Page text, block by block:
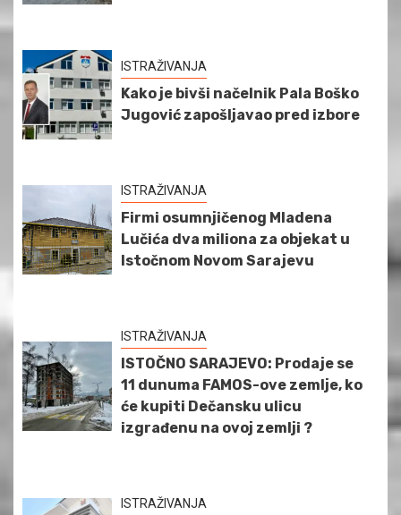
ISTRAŽIVANJA
Kako je bivši načelnik Pala Boško
Jugović zapošljavao pred izbore
ISTRAŽIVANJA
Firmi osumnjičenog Mladena
Lučića dva miliona za objekat u
Istočnom Novom Sarajevu
ISTRAŽIVANJA
ISTOČNO SARAJEVO: Prodaje se
11 dunuma FAMOS-ove zemlje, ko
će kupiti Dečansku ulicu
izgrađenu na ovoj zemlji ?
ISTRAŽIVANJA